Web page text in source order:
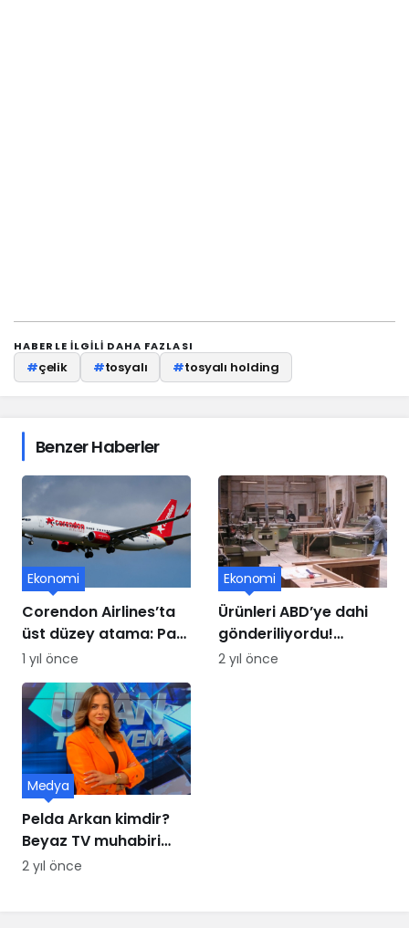
HABERLE ILGILI DAHA FAZLASI
#çelik #tosyalı #tosyalı holding
Benzer Haberler
Corendon Airlines’ta
üst düzey atama: Paul
Schwaiger yeni CCO
oldu
Ekonomi
1 yıl önce
Ürünleri ABD’ye dahi
gönderiliyordu!
Mobilya üssü iflasın
Ekonomi
2 yıl önce
Pelda Arkan kimdir?
Beyaz TV muhabiri
Pelda Arkan kaç
Medya
2 yıl önce